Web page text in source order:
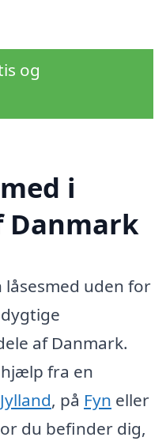
og
i
Danmark
låsesmed uden for
af Danmark.
hjælp fra en
Jylland, på Fyn eller
du befinder dig,